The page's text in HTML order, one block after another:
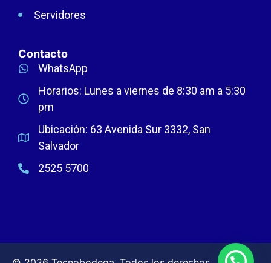
Servidores
Contacto
WhatsApp
Horarios: Lunes a viernes de 8:30 am a 5:30
pm
Ubicación: 63 Avenida Sur 3332, San
Salvador
2525 5700